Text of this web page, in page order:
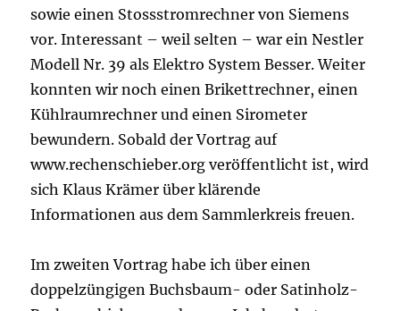
sowie einen Stossstromrechner von Siemens
vor. Interessant – weil selten – war ein Nestler
Modell Nr. 39 als Elektro System Besser. Weiter
konnten wir noch einen Brikettrechner, einen
Kühlraumrechner und einen Sirometer
bewundern. Sobald der Vortrag auf
www.rechenschieber.org veröffentlicht ist, wird
sich Klaus Krämer über klärende
Informationen aus dem Sammlerkreis freuen.
Im zweiten Vortrag habe ich über einen
doppelzüngigen Buchsbaum- oder Satinholz-